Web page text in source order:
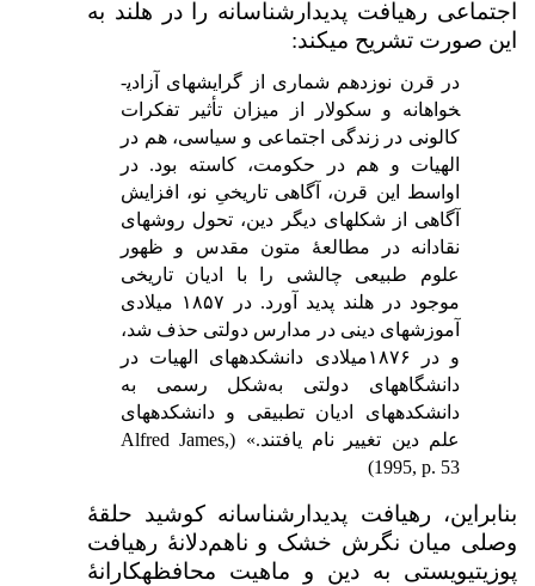
اجتماعی رهیافت پدیدارشناسانه را در هلند به
این صورت تشریح می­کند:
در قرن نوزدهم شماری از گرایش­های آزادی­
خواهانه و سکولار از میزان تأثیر تفکرات
کالونی در زندگی اجتماعی و سیاسی، هم در
الهیات و هم در حکومت، کاسته بود. در
اواسط این قرن، آگاهی تاریخیِ نو، افزایش
آگاهی از شکل­های دیگر دین، تحول روش­های
نقادانه در مطالعهٔ متون مقدس و ظهور
علوم طبیعی چالشی را با ادیان تاریخی
موجود در هلند پدید آورد. در ۱۸۵۷ میلادی
آموزش­های دینی در مدارس دولتی حذف شد،
و در ۱۸۷۶میلادی دانشکده­های الهیات در
دانشگاه­های دولتی به‌شکل رسمی به
دانشکده­های ادیان تطبیقی و دانشکده­های
علم دین تغییر نام یافتند.» (Alfred James,
1995, p. 53
)
بنابراین، رهیافت پدیدارشناسانه کوشید حلقهٔ
وصلی میان نگرش خشک و ناهم‌دلانهٔ رهیافت
پوزیتیویستی به دین و ماهیت محافظه­کارانهٔ